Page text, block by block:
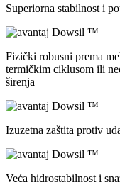
Superiorna stabilnost i
Fizički robusni prema
termičkim ciklusom ili
širenja
Izuzetna zaštita protiv
Veća hidrostabilnost i